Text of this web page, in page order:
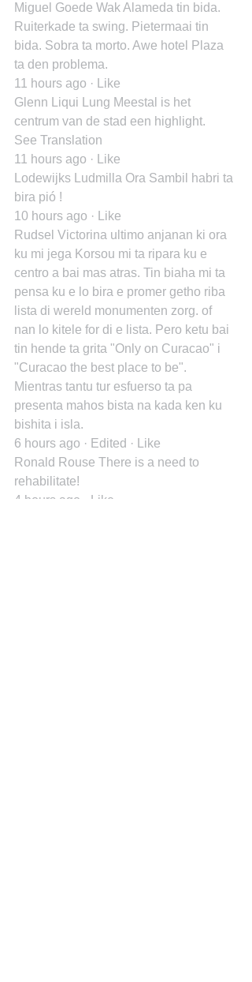
Miguel Goede Wak Alameda tin bida.
Ruiterkade ta swing. Pietermaai tin
bida. Sobra ta morto. Awe hotel Plaza
ta den problema.
11 hours ago · Like
Glenn Liqui Lung Meestal is het
centrum van de stad een highlight.
See Translation
11 hours ago · Like
Lodewijks Ludmilla Ora Sambil habri ta
bira pió !
10 hours ago · Like
Rudsel Victorina ultimo anjanan ki ora
ku mi jega Korsou mi ta ripara ku e
centro a bai mas atras. Tin biaha mi ta
pensa ku e lo bira e promer getho riba
lista di wereld monumenten zorg. of
nan lo kitele for di e lista. Pero ketu bai
tin hende ta grita "Only on Curacao" i
"Curacao the best place to be".
Mientras tantu tur esfuerso ta pa
presenta mahos bista na kada ken ku
bishita i isla.
6 hours ago · Edited · Like
Ronald Rouse There is a need to
rehabilitate!
4 hours ago · Like